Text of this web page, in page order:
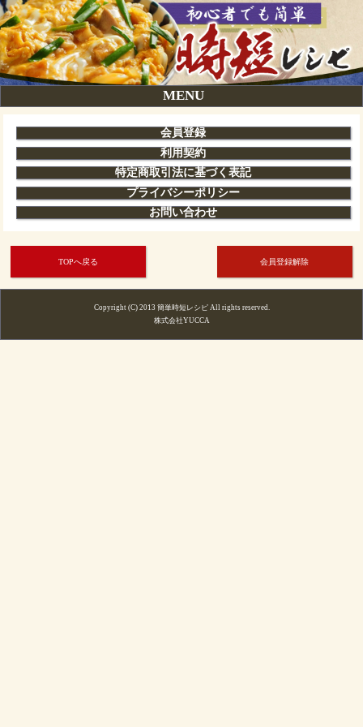
MENU
会員登録
利用契約
特定商取引法に基づく表記
プライバシーポリシー
お問い合わせ
TOPへ戻る 会員登録解除
Copyright (C) 2013 簡単時短レシピ All rights reserved.
株式会社YUCCA